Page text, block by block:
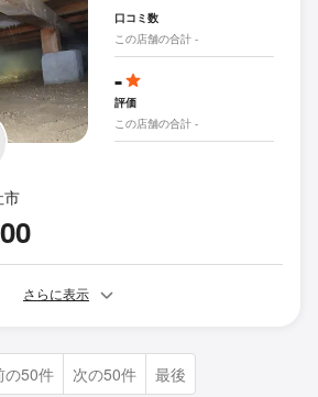
市
口コミ数
この店舗の合計 -
-
評価
この店舗の合計 -
さらに表示
の50件 次の50件 最後